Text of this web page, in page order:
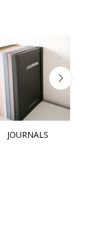
JOURNALS